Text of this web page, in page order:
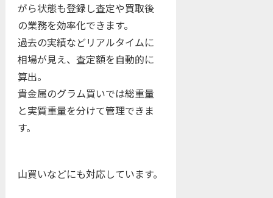
がら状態も登録し査定や買取後
の業務を効率化できます。
過去の実績などリアルタイムに
相場が見え、査定額を自動的に
算出。
貴金属のグラム買いでは総重量
と実質重量を分けて管理できま
す。
山買いなどにも対応しています。